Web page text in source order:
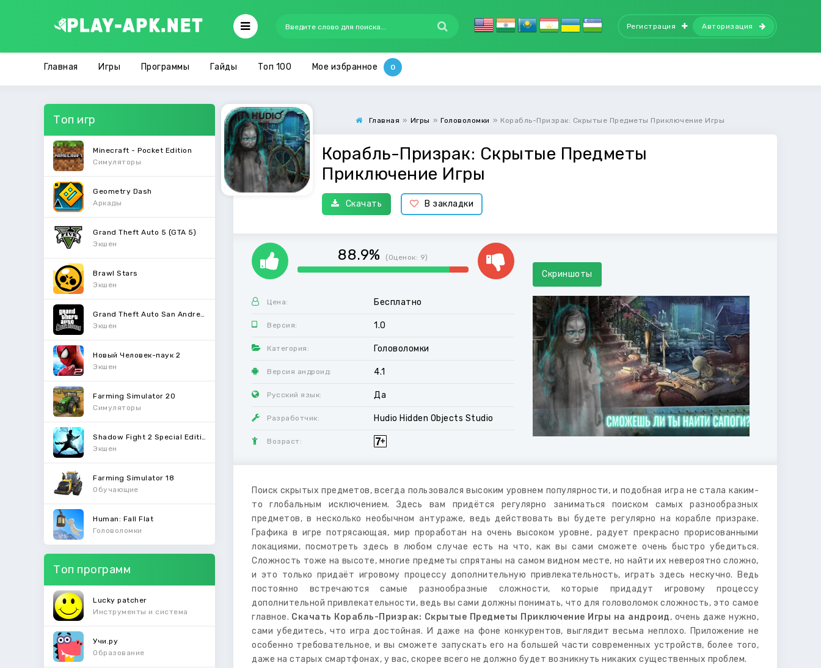
Регистрация Авторизация
Главная Игры Программы Гайды Топ 100 Мое избранное
Топ игр
Minecraft - Pocket Edition
Симуляторы
Geometry Dash
Аркады
Grand Theft Auto 5 (GTA 5)
Экшен
Brawl Stars
Экшен
Экшен
Новый Человек-паук 2
Экшен
Farming Simulator 20
Симуляторы
Экшен
Farming Simulator 18
Обучающие
Human: Fall Flat
Головоломки
Топ программ
Lucky patcher
Инструменты и система
Учи.ру
Образование
Главная » Игры » Головоломки » Корабль-Призрак: Скрытые Предметы Приключение Игры
Корабль-Призрак: Скрытые Предметы
Приключение Игры
Скачать В закладки
88.9% (Оценок: 9)
Цена: Бесплатно
Версия: 1.0
Категория: Головоломки
Версия андроид: 4.1
Русский язык: Да
Разработчик: Hudio Hidden Objects Studio
Возраст:
Скриншоты
Поиск скрытых предметов, всегда пользовался высоким уровнем популярности, и подобная игра не стала каким-
то глобальным исключением. Здесь вам придётся регулярно заниматься поиском самых разнообразных
предметов, в несколько необычном антураже, ведь действовать вы будете регулярно на корабле призраке.
Графика в игре потрясающая, мир проработан на очень высоком уровне, радует прекрасно прорисованными
локациями, посмотреть здесь в любом случае есть на что, как вы сами сможете очень быстро убедиться.
Сложность тоже на высоте, многие предметы спрятаны на самом видном месте, но найти их невероятно сложно,
и это только придаёт игровому процессу дополнительную привлекательность, играть здесь нескучно. Ведь
постоянно встречаются самые разнообразные сложности, которые придадут игровому процессу
дополнительной привлекательности, ведь вы сами должны понимать, что для головоломок сложность, это самое
главное. Скачать Корабль-Призрак: Скрытые Предметы Приключение Игры на андроид, очень даже нужно,
сами убедитесь, что игра достойная. И даже на фоне конкурентов, выглядит весьма неплохо. Приложение не
особенно требовательное, и вы сможете запускать его на большей части современных устройств, более того,
даже на старых смартфонах, у вас, скорее всего не должно будет возникнуть никаких существенных проблем.